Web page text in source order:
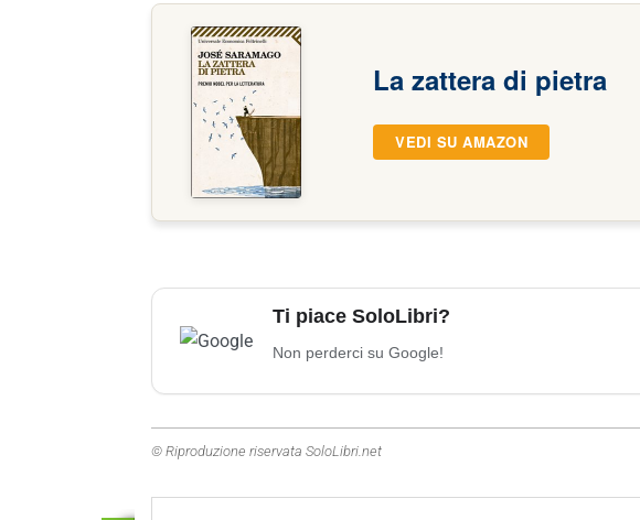
La zattera di pietra
VEDI SU AMAZON
Ti piace SoloLibri?
Non perderci su Google!
© Riproduzione riservata SoloLibri.net